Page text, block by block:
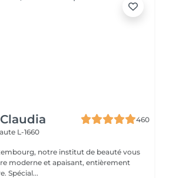
460
L-1660
notre institut de beauté vous
moderne et apaisant, entièrement
dédié à votre bien-être. Spécial...